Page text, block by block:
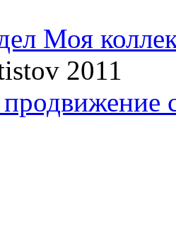
Моя
2011